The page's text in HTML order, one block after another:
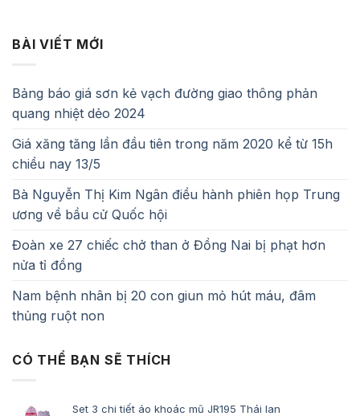
BÀI VIẾT MỚI
Bảng báo giá sơn kẻ vạch đường giao thông phản
quang nhiệt dẻo 2024
Giá xăng tăng lần đầu tiên trong năm 2020 kể từ 15h
chiều nay 13/5
Bà Nguyễn Thị Kim Ngân điều hành phiên họp Trung
ương về bầu cử Quốc hội
Đoàn xe 27 chiếc chở than ở Đồng Nai bị phạt hơn
nửa tỉ đồng
Nam bệnh nhân bị 20 con giun mỏ hút máu, đâm
thủng ruột non
CÓ THỂ BẠN SẼ THÍCH
Set 3 chi tiết áo khoác mũ JR195 Thái lan